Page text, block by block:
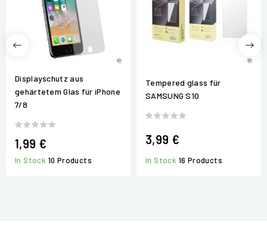
Displayschutz aus
gehärtetem Glas für iPhone
7/8
1,99 €
In Stock 10 Products
Tempered glass für
SAMSUNG S10
3,99 €
In Stock 16 Products